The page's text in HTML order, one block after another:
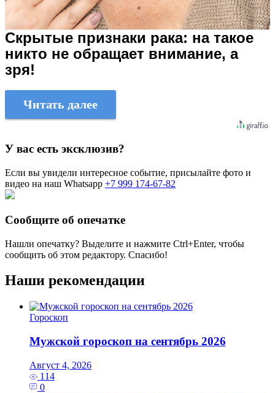
Скрытые признаки рака: на такое
никто не обращает внимание, а
зря!
Читать далее
У вас есть эксклюзив?
Если вы увидели интересное событие, присылайте фото и
видео на наш Whatsapp +7 999 174-67-82
Сообщите об опечатке
Нашли опечатку? Выделите и нажмите Ctrl+Enter, чтобы
сообщить об этом редактору. Спасибо!
Наши рекомендации
Гороскоп
Мужской гороскоп на сентябрь 2026
Август 4, 2026
114
0